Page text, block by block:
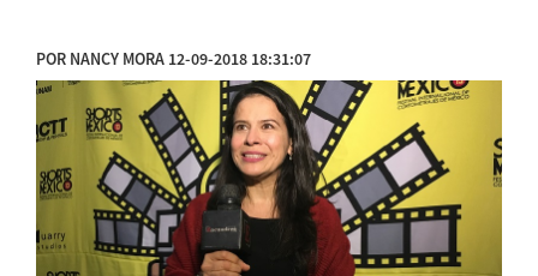
POR NANCY MORA 12-09-2018 18:31:07